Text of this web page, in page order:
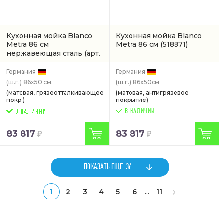
Кухонная мойка Blanco
Metra 86 см
нержавеющая сталь (арт.
Германия
(ш.г.) 86x50 см.
(матовая, грязеотталкивающее
покр.)
83 817
Кухонная мойка Blanco
Metra 86 см (518871)
Германия
(ш.г.) 86x50см
(матовая, антигрязевое
покрытие)
В НАЛИЧИИ
83 817
ПОКАЗАТЬ ЕЩЕ 36
1 2 3 4 5 6 ... 11